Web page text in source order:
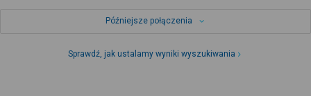
Późniejsze połączenia
Sprawdź, jak ustalamy wyniki wyszukiwania